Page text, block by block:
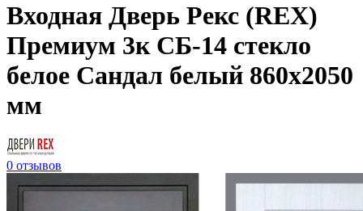
Входная Дверь Рекс (REX)
Премиум 3к СБ-14 стекло
белое Сандал белый 860x2050
мм
0 отзывов